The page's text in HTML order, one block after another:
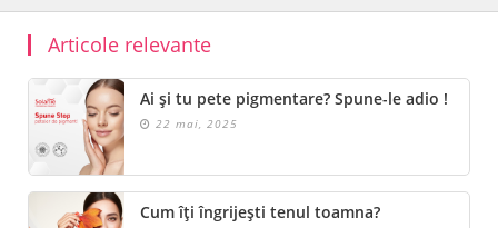
Articole relevante
Ai și tu pete pigmentare? Spune-le adio !
22 mai, 2025
Cum îți îngrijești tenul toamna?